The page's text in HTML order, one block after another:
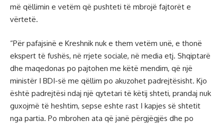
më qëllimin e vetëm që pushteti të mbrojë fajtorët e
vërtetë.
“Për pafajsinë e Kreshnik nuk e them vetëm unë, e thonë
ekspert të fushës, në rrjete sociale, në media etj. Shqiptarë
dhe maqedonas po pajtohen me këtë mendim, që një
ministër I BDI-së me qëllim po akuzohet padrejtësisht. Kjo
është padrejtësi ndaj një qytetari të këtij shteti, prandaj nuk
guxojmë të heshtim, sepse eshte rast I kapjes së shtetit
nga partia. Po mbrohen ata që janë përgjëgjës dhe po